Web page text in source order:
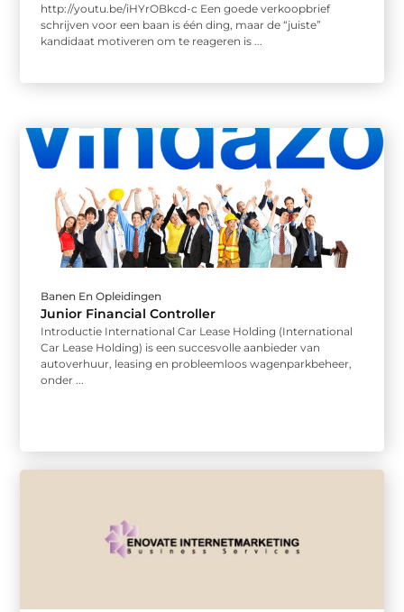
http://youtu.be/iHYrOBkcd-c Een goede verkoopbrief
schrijven voor een baan is één ding, maar de “juiste”
kandidaat motiveren om te reageren is ...
Banen En Opleidingen
Junior Financial Controller
Introductie International Car Lease Holding (International
Car Lease Holding) is een succesvolle aanbieder van
autoverhuur, leasing en probleemloos wagenparkbeheer,
onder ...